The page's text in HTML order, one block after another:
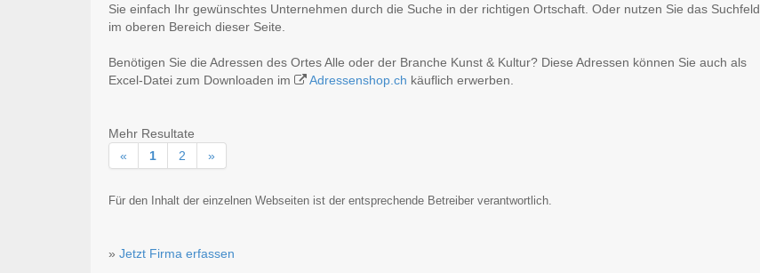
Sie einfach Ihr gewünschtes Unternehmen durch die Suche in der richtigen Ortschaft. Oder nutzen Sie das Suchfeld
im oberen Bereich dieser Seite.
Benötigen Sie die Adressen des Ortes Alle oder der Branche Kunst & Kultur? Diese Adressen können Sie auch als
Excel-Datei zum Downloaden im
Adressenshop.ch käuflich erwerben.
Mehr Resultate
«
1 2 »
Für den Inhalt der einzelnen Webseiten ist der entsprechende Betreiber verantwortlich.
» Jetzt Firma erfassen